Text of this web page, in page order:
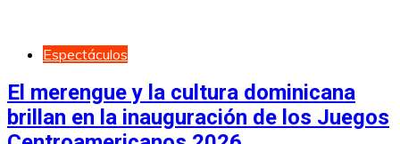
Espectáculos
El merengue y la cultura dominicana
brillan en la inauguración de los Juegos